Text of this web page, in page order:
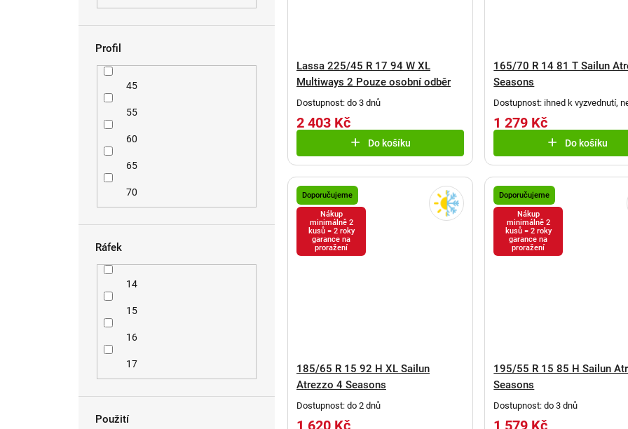
Profil
45
55
60
65
70
Ráfek
14
15
16
17
Použití
Lassa 225/45 R 17 94 W XL
Multiways 2 Pouze osobní odběr
Dostupnost: do 3 dnů
2 403 Kč
Do košíku
165/70 R 14 81 T Sailun
Seasons
Dostupnost: ihned k vyzvednutí,
4 ks
1 279 Kč
Do košíku
Doporučujeme
Nákup
minimálně 2
kusů = 2 roky
garance na
proražení
185/65 R 15 92 H XL Sailun
Atrezzo 4 Seasons
Dostupnost: do 2 dnů
1 620 Kč
Doporučujeme
Nákup
minimálně 2
kusů = 2 roky
garance na
proražení
195/55 R 15 85 H Sailun
Seasons
Dostupnost: do 3 dnů
1 579 Kč